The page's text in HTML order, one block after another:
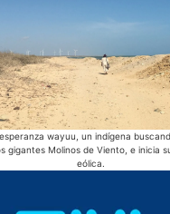
wayuu, un indígena
gigantes Molinos de Viento, e inicia
eólica.